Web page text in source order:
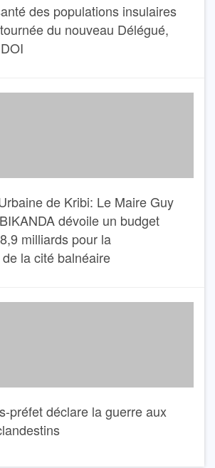
des populations insulaires
du nouveau Délégué,
de Kribi: Le Maire Guy
dévoile un budget
milliards pour la
la cité balnéaire
préfet déclare la guerre aux